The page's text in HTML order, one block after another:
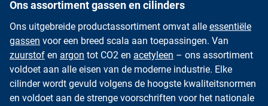
Ons assortiment gassen en cilinders
Ons uitgebreide productassortiment omvat alle essentiële
gassen voor een breed scala aan toepassingen. Van
zuurstof en argon tot CO2 en acetyleen – ons assortiment
voldoet aan alle eisen van de moderne industrie. Elke
cilinder wordt gevuld volgens de hoogste kwaliteitsnormen
en voldoet aan de strenge voorschriften voor het nationale